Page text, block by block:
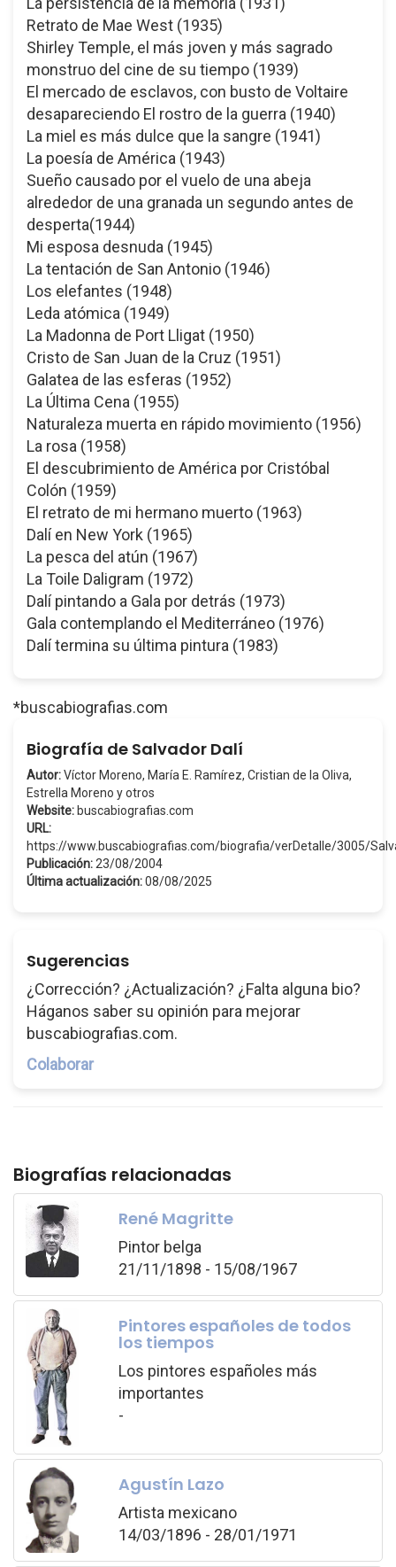
Retrato de Mae West (1935)
Shirley Temple, el más joven y más sagrado
monstruo del cine de su tiempo (1939)
El mercado de esclavos, con busto de Voltaire
desapareciendo El rostro de la guerra (1940)
La miel es más dulce que la sangre (1941)
La poesía de América (1943)
Sueño causado por el vuelo de una abeja
alrededor de una granada un segundo antes de
desperta(1944)
Mi esposa desnuda (1945)
La tentación de San Antonio (1946)
Los elefantes (1948)
Leda atómica (1949)
La Madonna de Port Lligat (1950)
Cristo de San Juan de la Cruz (1951)
Galatea de las esferas (1952)
La Última Cena (1955)
Naturaleza muerta en rápido movimiento (1956)
La rosa (1958)
El descubrimiento de América por Cristóbal
Colón (1959)
El retrato de mi hermano muerto (1963)
Dalí en New York (1965)
La pesca del atún (1967)
La Toile Daligram (1972)
Dalí pintando a Gala por detrás (1973)
Gala contemplando el Mediterráneo (1976)
Dalí termina su última pintura (1983)
*buscabiografias.com
Biografía de Salvador Dalí
Autor:Víctor Moreno, María E. Ramírez, Cristian de la Oliva,
Estrella Moreno y otros
Website: buscabiografias.com
URL:
https://www.buscabiografias.com/biografia/verDetalle/3005/
Publicación: 23/08/2004
Última actualización:08/08/2025
Sugerencias
¿Corrección? ¿Actualización? ¿Falta alguna bio?
Háganos saber su opinión para mejorar
buscabiografias.com.
Colaborar
Biografías relacionadas
René Magritte
Pintor belga
21/11/1898 - 15/08/1967
Pintores españoles de todos
los tiempos
Los pintores españoles más
importantes
-
Agustín Lazo
Artista mexicano
14/03/1896 - 28/01/1971